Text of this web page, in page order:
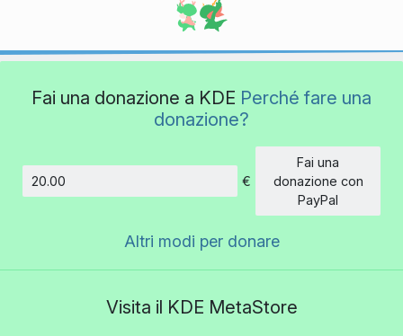
Fai una donazione a KDE Perché fare una
donazione?
Importo
€
Fai una
donazione con
PayPal
Altri modi per donare
Visita il KDE MetaStore